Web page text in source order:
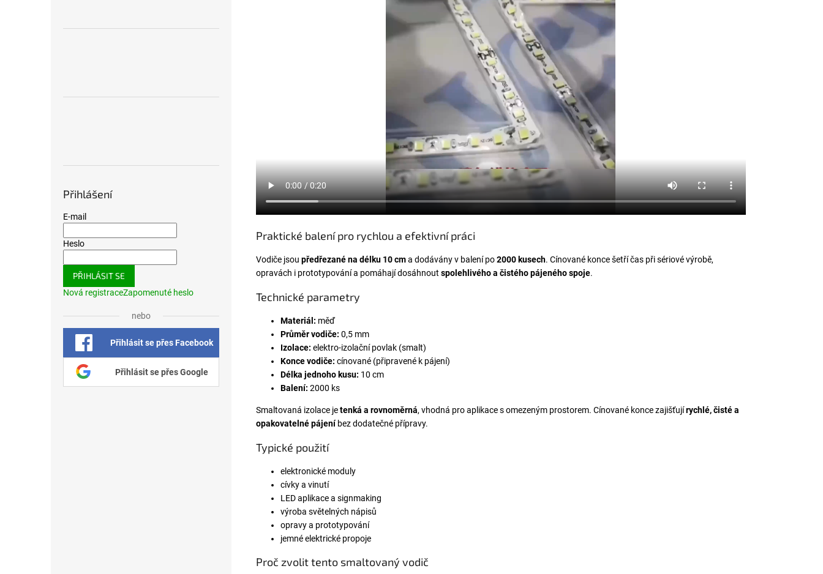
Přihlášení
E-mail
Heslo
PŘIHLÁSIT SE
Nová registraceZapomenuté heslo
nebo
Přihlásit se přes Facebook
Přihlásit se přes Google
Praktické balení pro rychlou a efektivní práci
Vodiče jsou předřezané na délku 10 cma dodávány v balení po2000 kusech. Cínované konce šetří čas při sériové výrobě,
opravách i prototypování a pomáhají dosáhnout spolehlivého a čistého pájeného spoje.
Technické parametry
Materiál: měď
Průměr vodiče: 0,5 mm
Izolace: elektro-izolační povlak (smalt)
Konce vodiče: cínované (připravené k pájení)
Délka jednoho kusu: 10 cm
Balení: 2000 ks
Smaltovaná izolace jetenká a rovnoměrná, vhodná pro aplikace s omezeným prostorem. Cínované konce zajišťujírychlé, čisté a
opakovatelné pájeníbez dodatečné přípravy.
Typické použití
elektronické moduly
cívky a vinutí
LED aplikace a signmaking
výroba světelných nápisů
opravy a prototypování
jemné elektrické propoje
Proč zvolit tento smaltovaný vodič